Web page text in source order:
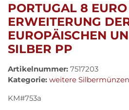
PORTUGAL 8
ERWEITERUNG
EUROPÄISCHEN
SILBER PP
Artikelnummer: 7517203
Kategorie: weitere Silbermünzen
KM#753a